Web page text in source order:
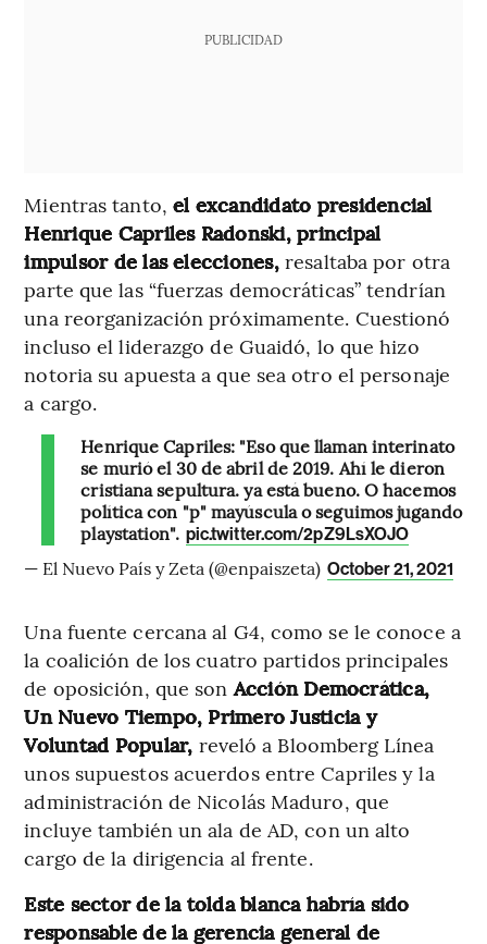
PUBLICIDAD
Mientras tanto, el excandidato presidencial
Henrique Capriles Radonski, principal
impulsor de las elecciones,resaltaba por otra
parte que las “fuerzas democráticas” tendrían
una reorganización próximamente. Cuestionó
incluso el liderazgo de Guaidó, lo que hizo
notoria su apuesta a que sea otro el personaje
a cargo.
Henrique Capriles: "Eso que llaman interinato
se murió el 30 de abril de 2019. Ahí le dieron
cristiana sepultura. ya está bueno. O hacemos
política con "p" mayúscula o seguimos jugando
playstation". pic.twitter.com/2pZ9LsXOJO
— El Nuevo País y Zeta (@enpaiszeta) October 21, 2021
Una fuente cercana al G4, como se le conoce a
la coalición de los cuatro partidos principales
de oposición, que sonAcción Democrática,
Un Nuevo Tiempo, Primero Justicia y
Voluntad Popular, reveló a Bloomberg Línea
unos supuestos acuerdos entre Capriles y la
administración de Nicolás Maduro, que
incluye también un ala de AD, con un alto
cargo de la dirigencia al frente.
Este sector de la tolda blanca habría sido
responsable de la gerencia general de